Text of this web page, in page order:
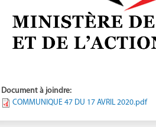
Document à joindre:
COMMUNIQUE 47 DU 17 AVRIL 2020.pdf